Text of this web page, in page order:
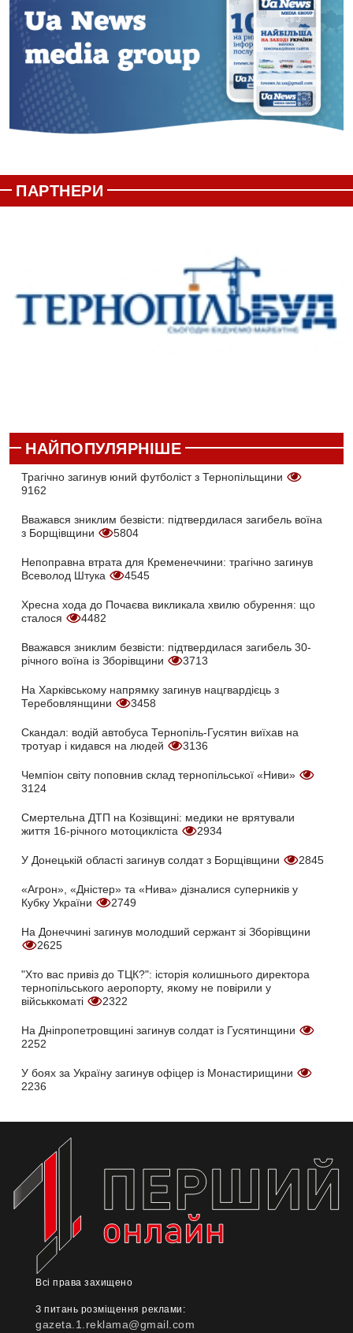
ПАРТНЕРИ
НАЙПОПУЛЯРНІШЕ
Трагічно загинув юний футболіст з Тернопільщини
9162
Вважався зниклим безвісти: підтвердилася загибель воїна
з Борщівщини
5804
Непоправна втрата для Кременеччини: трагічно загинув
Всеволод Штука
4545
Хресна хода до Почаєва викликала хвилю обурення: що
сталося
4482
Вважався зниклим безвісти: підтвердилася загибель 30-
річного воїна із Зборівщини
3713
На Харківському напрямку загинув нацгвардієць з
Теребовлянщини
3458
Скандал: водій автобуса Тернопіль-Гусятин виїхав на
тротуар і кидався на людей
3136
Чемпіон світу поповнив склад тернопільської «Ниви»
3124
Смертельна ДТП на Козівщині: медики не врятували
життя 16-річного мотоцикліста
2934
У Донецькій області загинув солдат з Борщівщини 2845
«Агрон», «Дністер» та «Нива» дізналися суперників у
Кубку України
2749
На Донеччині загинув молодший сержант зі Зборівщини
2625
"Хто вас привіз до ТЦК?": історія колишнього директора
тернопільського аеропорту, якому не повірили у
військкоматі
2322
На Дніпропетровщині загинув солдат із Гусятинщини
2252
У боях за Україну загинув офіцер із Монастирищини
2236
Всі права захищено
З питань розміщення реклами:
gazeta.1.reklama@gmail.com